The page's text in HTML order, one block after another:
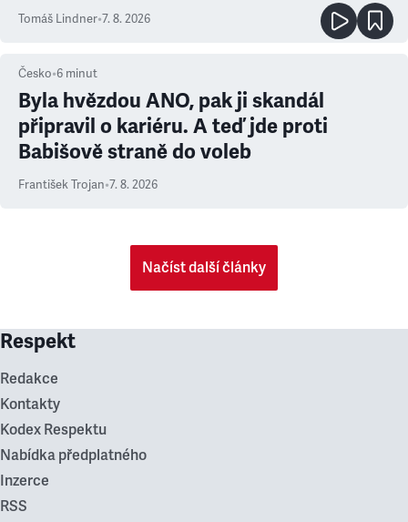
prioritu
Tomáš Lindner•7. 8. 2026
Česko•6 minut
Byla hvězdou ANO, pak ji skandál
připravil o kariéru. A teď jde proti
Babišově straně do voleb
František Trojan•7. 8. 2026
Načíst další články
Respekt
Redakce
Kontakty
Kodex Respektu
Nabídka předplatného
Inzerce
RSS